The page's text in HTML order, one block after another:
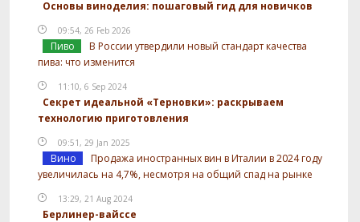
Основы виноделия: пошаговый гид для новичков
09:54, 26 Feb 2026
Пиво
В России утвердили новый стандарт качества
пива: что изменится
11:10, 6 Sep 2024
Секрет идеальной «Терновки»: раскрываем
технологию приготовления
09:51, 29 Jan 2025
Вино
Продажа иностранных вин в Италии в 2024 году
увеличилась на 4,7%, несмотря на общий спад на рынке
13:29, 21 Aug 2024
Берлинер-вайссе